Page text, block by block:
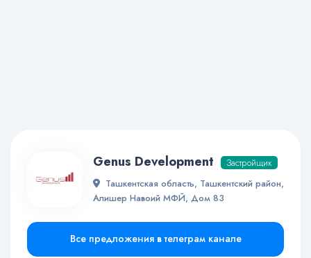
Genus Development
Застройщик
Ташкентская область, Ташкентский район,
Алишер Навоий МФЙ, Дом 83
Все предложения в телеграм канале